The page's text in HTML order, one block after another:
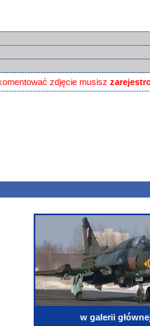
zdjęcie musisz
w galerii